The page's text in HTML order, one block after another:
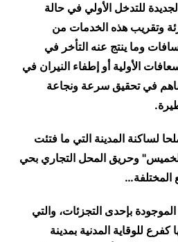
للتدخل الأولي في حالة
وتقريب هذه الخدمات من
وما ينتج عنه التأخر في
الأولية أو إطفاء النيران في
في تحقيق سرعة ونجاعة
.
لساكنة المدينة التي ما فتئت
وحريق المحل التجاري بحي
المختلفة…
الموجودة بإحدى التجزئات، والتي
للوقاية المدنية بمدينة